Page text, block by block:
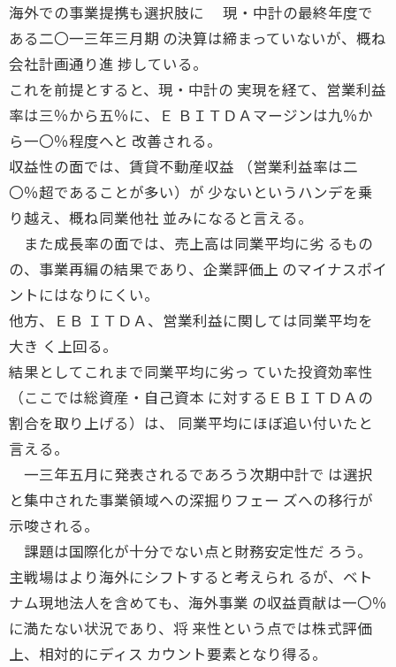
海外での事業提携も選択肢に 現・中計の最終年度で
ある二〇一三年三月期 の決算は締まっていないが、概ね
会社計画通り進 捗している。
これを前提とすると、現・中計の 実現を経て、営業利益
率は三％から五％に、Ｅ ＢＩＴＤＡマージンは九％か
ら一〇％程度へと 改善される。
収益性の面では、賃貸不動産収益 （営業利益率は二
〇％超であることが多い）が 少ないというハンデを乗
り越え、概ね同業他社 並みになると言える。
また成長率の面では、売上高は同業平均に劣 るもの
の、事業再編の結果であり、企業評価上 のマイナスポイ
ントにはなりにくい。
他方、ＥＢ ＩＴＤＡ、営業利益に関しては同業平均を
大き く上回る。
結果としてこれまで同業平均に劣っ ていた投資効率性
（ここでは総資産・自己資本 に対するＥＢＩＴＤＡの
割合を取り上げる）は、 同業平均にほぼ追い付いたと
言える。
一三年五月に発表されるであろう次期中計で は選択
と集中された事業領域への深掘りフェー ズへの移行が
示唆される。
課題は国際化が十分でない点と財務安定性だ ろう。
主戦場はより海外にシフトすると考えられ るが、ベト
ナム現地法人を含めても、海外事業 の収益貢献は一〇％
に満たない状況であり、将 来性という点では株式評価
上、相対的にディス カウント要素となり得る。